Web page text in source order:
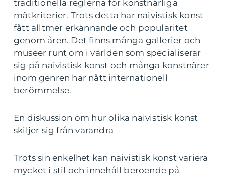
traditionella reglerna för konstnärliga
mätkriterier. Trots detta har naivistisk konst
fått alltmer erkännande och popularitet
genom åren. Det finns många gallerier och
museer runt om i världen som specialiserar
sig på naivistisk konst och många konstnärer
inom genren har nått internationell
berömmelse.
En diskussion om hur olika naivistisk konst
skiljer sig från varandra
Trots sin enkelhet kan naivistisk konst variera
mycket i stil och innehåll beroende på